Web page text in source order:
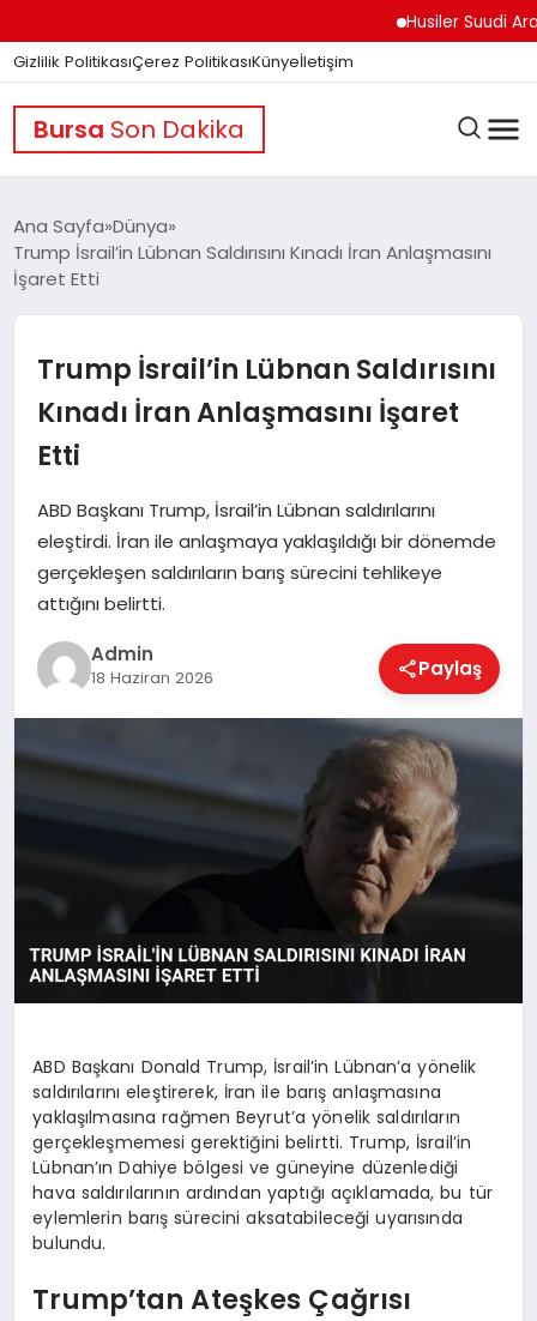
Husiler Suudi
Gizlilik PolitikasıÇerez PolitikasıKünyeİletişim
Bursa Son Dakika
GÜNDEM
DÜNYA
EĞITIM
EKONOMI
MAGAZIN
SPOR
TEKNOLOJI
Ana Sayfa Dünya
Trump İsrail’in Lübnan Saldırısını Kınadı İran Anlaşmasını
İşaret Etti
Trump İsrail’in Lübnan Saldırısını
Kınadı İran Anlaşmasını İşaret
Etti
ABD Başkanı Trump, İsrail’in Lübnan saldırılarını
eleştirdi. İran ile anlaşmaya yaklaşıldığı bir dönemde
gerçekleşen saldırıların barış sürecini tehlikeye
attığını belirtti.
Admin
18 Haziran 2026 Paylaş
ABD Başkanı Donald Trump, İsrail’in Lübnan’a yönelik
saldırılarını eleştirerek, İran ile barış anlaşmasına
yaklaşılmasına rağmen Beyrut’a yönelik saldırıların
gerçekleşmemesi gerektiğini belirtti. Trump, İsrail’in
Lübnan’ın Dahiye bölgesi ve güneyine düzenlediği
hava saldırılarının ardından yaptığı açıklamada, bu tür
eylemlerin barış sürecini aksatabileceği uyarısında
bulundu.
Trump’tan Ateşkes Çağrısı